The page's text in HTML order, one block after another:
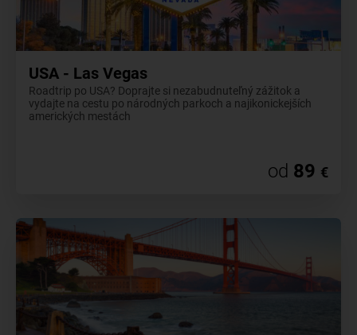
USA - Las Vegas
Roadtrip po USA? Doprajte si nezabudnuteľný zážitok a
vydajte na cestu po národných parkoch a najikonickejších
amerických mestách
od 89 €